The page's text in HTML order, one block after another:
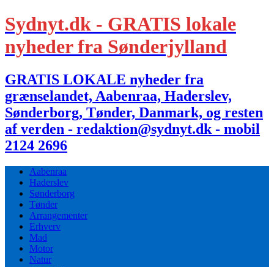
Sydnyt.dk - GRATIS lokale
nyheder fra Sønderjylland
GRATIS LOKALE nyheder fra
grænselandet, Aabenraa, Haderslev,
Sønderborg, Tønder, Danmark, og resten
af verden - redaktion@sydnyt.dk - mobil
2124 2696
Aabenraa
Haderslev
Sønderborg
Tønder
Arrangementer
Erhverv
Mad
Motor
Natur